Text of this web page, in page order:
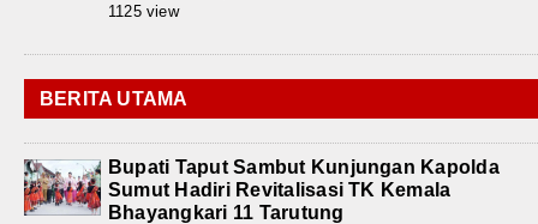
1125 view
BERITA UTAMA
Bupati Taput Sambut Kunjungan Kapolda
Sumut Hadiri Revitalisasi TK Kemala
Bhayangkari 11 Tarutung